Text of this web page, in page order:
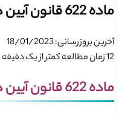
ماده 622 قانون آیین دادرسی کیفری
آخرین بروزرسانی: 18/01/2023
12زمان مطالعه کمتر از یک دقیقه
ماده 622 قانون آیین دادرسی کیفری